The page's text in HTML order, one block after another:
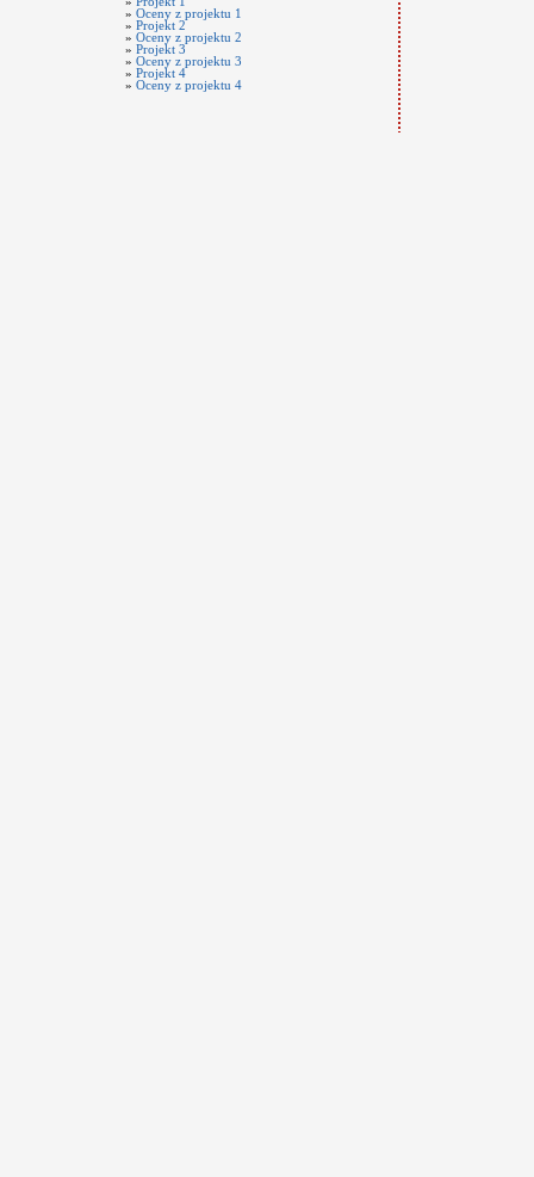
» Oceny z projektu 1
» Projekt 2
» Oceny z projektu 2
» Projekt 3
» Oceny z projektu 3
» Projekt 4
» Oceny z projektu 4